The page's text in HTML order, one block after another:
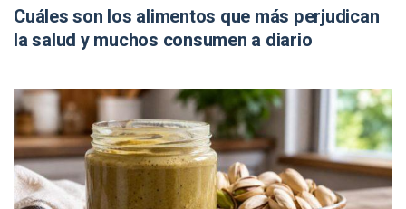
Cuáles son los alimentos que más perjudican
la salud y muchos consumen a diario